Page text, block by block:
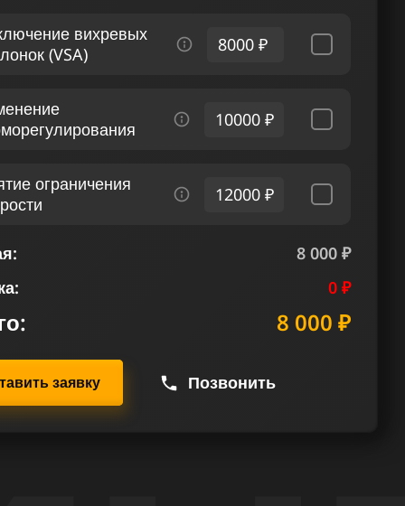
вихревых
(VSA)
8000 ₽
10000 ₽
ограничения
12000 ₽
8 000 ₽
0 ₽
8 000 ₽
заявку Позвонить